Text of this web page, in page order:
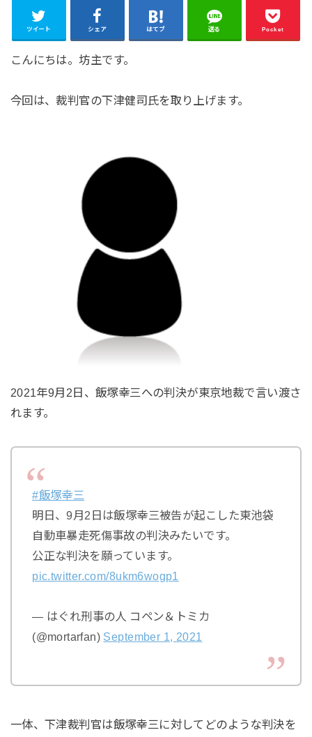
ツイート シェア はてブ 送る Pocket
こんにちは。坊主です。
今回は、裁判官の下津健司氏を取り上げます。
2021年9月2日、飯塚幸三への判決が東京地裁で言い渡さ
れます。
#飯塚幸三
明日、9月2日は飯塚幸三被告が起こした東池袋
自動車暴走死傷事故の判決みたいです。
公正な判決を願っています。
pic.twitter.com/8ukm6wogp1
— はぐれ刑事の人 コペン＆トミカ
(@mortarfan) September 1, 2021
一体、下津裁判官は飯塚幸三に対してどのような判決を